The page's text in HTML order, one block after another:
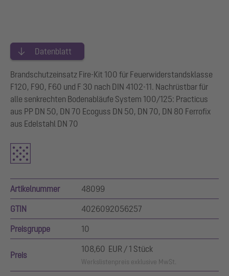
Datenblatt
Brandschutzeinsatz Fire-Kit 100 für Feuerwiderstandsklasse
F120, F90, F60 und F 30 nach DIN 4102-11. Nachrüstbar für
alle senkrechten Bodenabläufe System 100/125: Practicus
aus PP DN 50, DN 70 Ecoguss DN 50, DN 70, DN 80 Ferrofix
aus Edelstahl DN 70
Artikelnummer 48099
GTIN 4026092056257
Preisgruppe 10
Preis
108,60 EUR / 1 Stück
Werkslistenpreis exklusive MwSt.